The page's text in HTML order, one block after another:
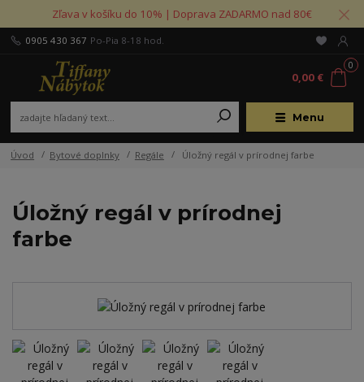
Zľava v košíku do 10% | Doprava ZADARMO nad 80€
Menu
0905 430 367 Po-Pia 8-18 hod.
0
0,00 €
Úvod Bytové doplnky Regále Úložný regál v prírodnej farbe
Úložný regál v prírodnej
farbe